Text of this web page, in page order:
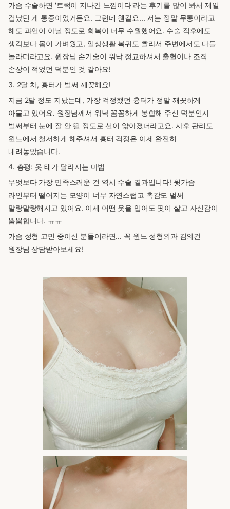
가슴 수술하면 '트럭이 지나간 느낌이다'라는 후기를 많이 봐서 제일
겁났던 게 통증이었거든요. 그런데 웬걸요... 저는 정말 무통이라고
해도 과언이 아닐 정도로 회복이 너무 수월했어요. 수술 직후에도
생각보다 몸이 가벼웠고, 일상생활 복귀도 빨라서 주변에서도 다들
놀라더라고요. 원장님 손기술이 워낙 정교하셔서 출혈이나 조직
손상이 적었던 덕분인 것 같아요!
3. 2달 차, 흉터가 벌써 깨끗해요!
지금 2달 정도 지났는데, 가장 걱정했던 흉터가 정말 깨끗하게
아물고 있어요. 원장님께서 워낙 꼼꼼하게 봉합해 주신 덕분인지
벌써부터 눈에 잘 안 띌 정도로 선이 얇아졌더라고요. 사후 관리도
윈느에서 철저하게 해주셔서 흉터 걱정은 이제 완전히
내려놓았습니다.
4. 총평: 옷 태가 달라지는 마법
무엇보다 가장 만족스러운 건 역시 수술 결과입니다! 윗가슴
라인부터 떨어지는 모양이 너무 자연스럽고 촉감도 벌써
말랑말랑해지고 있어요. 이제 어떤 옷을 입어도 핏이 살고 자신감이
뿜뿜합니다. ㅠㅠ
가슴 성형 고민 중이신 분들이라면... 꼭 윈느 성형외과 김의건
원장님 상담받아보세요!